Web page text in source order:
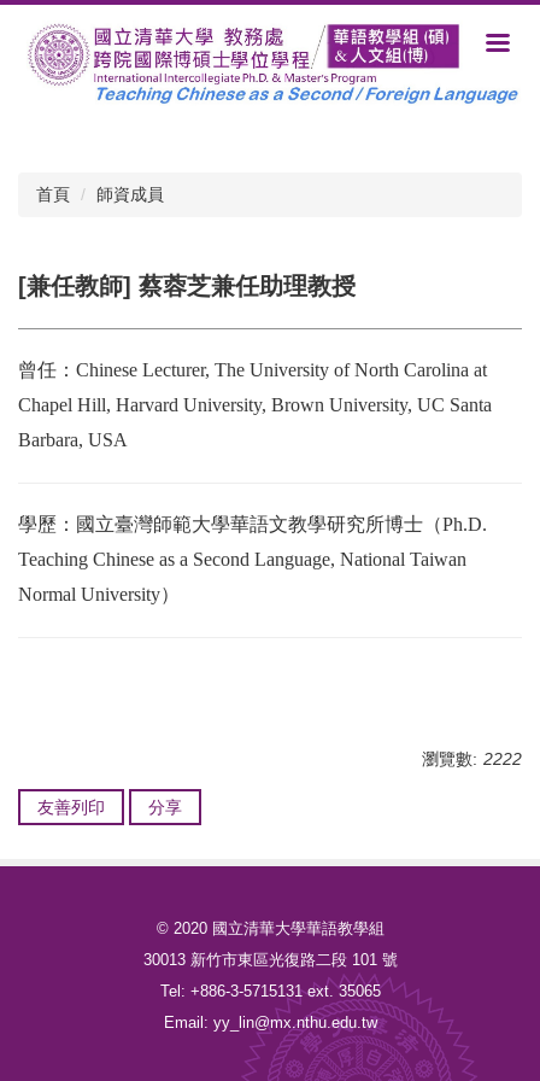
首頁
師資成員
[兼任教師] 蔡蓉芝兼任助理教授
曾任： Chinese Lecturer, The University of North Carolina at
Chapel Hill, Harvard University, Brown University, UC Santa
Barbara, USA
學歷：國立臺灣師範大學華語文教學研究所博士（Ph.D.
Teaching Chinese as a Second Language, National Taiwan
Normal University）
瀏覽數: 2222
友善列印 分享
© 2020 國立清華大學華語教學組
30013 新竹市東區光復路二段 101 號
Tel: +886-3-5715131 ext. 35065
Email: yy_lin@mx.nthu.edu.tw